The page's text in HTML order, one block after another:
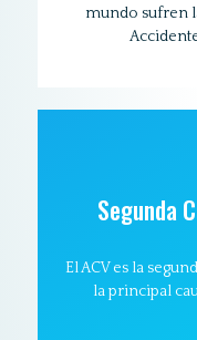
mundo sufren
Segunda
El ACV es la
la principal